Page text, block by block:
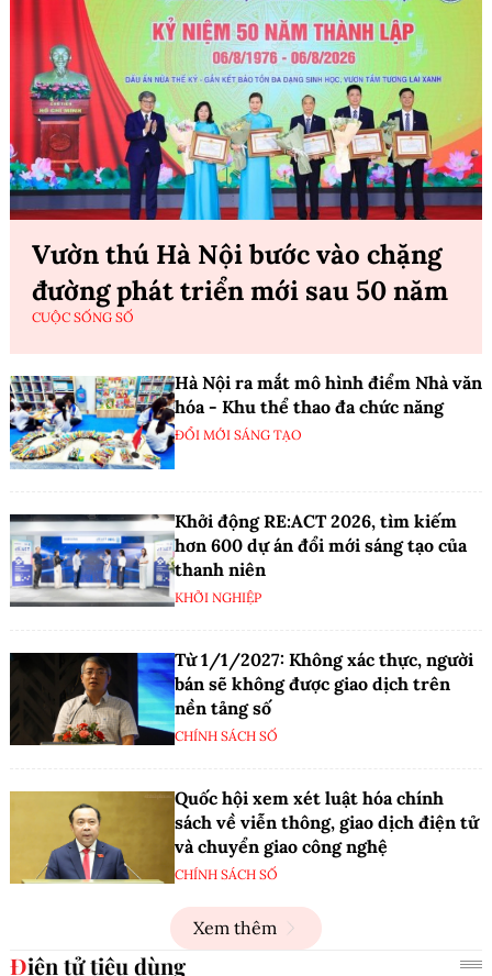
Vườn thú Hà Nội bước vào chặng
đường phát triển mới sau 50 năm
CUỘC SỐNG SỐ
Hà Nội ra mắt mô hình điểm Nhà văn
hóa - Khu thể thao đa chức năng
ĐỔI MỚI SÁNG TẠO
Khởi động RE:ACT 2026, tìm kiếm
hơn 600 dự án đổi mới sáng tạo của
thanh niên
KHỞI NGHIỆP
Từ 1/1/2027: Không xác thực, người
bán sẽ không được giao dịch trên
nền tảng số
CHÍNH SÁCH SỐ
Quốc hội xem xét luật hóa chính
sách về viễn thông, giao dịch điện tử
và chuyển giao công nghệ
CHÍNH SÁCH SỐ
Xem thêm
Điện tử tiêu dùng